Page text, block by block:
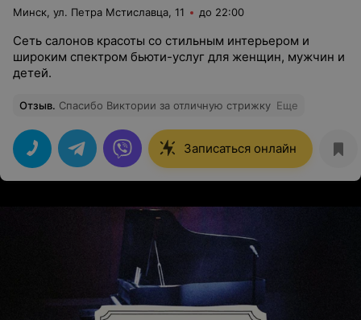
Минск, ул. Петра Мстиславца, 11 до 22:00
Сеть салонов красоты со стильным интерьером и
широким спектром бьюти-услуг для женщин, мужчин и
детей.
Отзыв. Спасибо Виктории за отличную стрижку Еще
Записаться онлайн